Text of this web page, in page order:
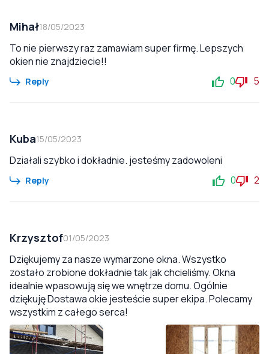
Mihał18/05/2023
To nie pierwszy raz zamawiam super firmę. Lepszych
okien nie znajdziecie!!
Reply 0 5
Kuba15/05/2023
Działali szybko i dokładnie. jesteśmy zadowoleni
Reply 0 2
Krzysztof01/05/2023
Dziękujemy za nasze wymarzone okna. Wszystko
zostało zrobione dokładnie tak jak chcieliśmy. Okna
idealnie wpasowują się we wnętrze domu. Ogólnie
dziękuję Dostawa okie jesteście super ekipa. Polecamy
wszystkim z całego serca!